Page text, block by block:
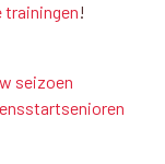
trainingen!
seizoen
senioren